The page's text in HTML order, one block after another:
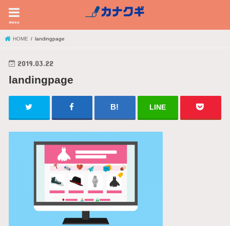
menu
HOME landingpage
2019.03.22
landingpage
LINE